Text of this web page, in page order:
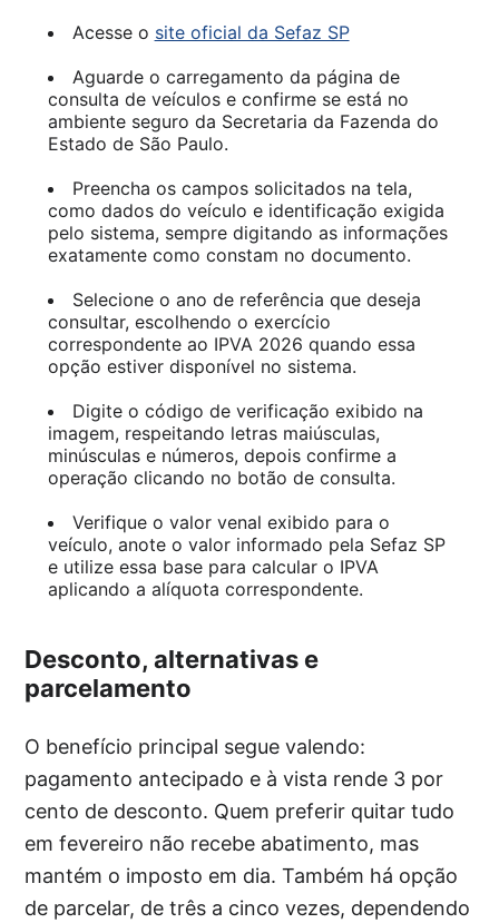
Acesse o site oficial da Sefaz SP
Aguarde o carregamento da página de
consulta de veículos e confirme se está no
ambiente seguro da Secretaria da Fazenda do
Estado de São Paulo.
Preencha os campos solicitados na tela,
como dados do veículo e identificação exigida
pelo sistema, sempre digitando as informações
exatamente como constam no documento.
Selecione o ano de referência que deseja
consultar, escolhendo o exercício
correspondente ao IPVA 2026 quando essa
opção estiver disponível no sistema.
Digite o código de verificação exibido na
imagem, respeitando letras maiúsculas,
minúsculas e números, depois confirme a
operação clicando no botão de consulta.
Verifique o valor venal exibido para o
veículo, anote o valor informado pela Sefaz SP
e utilize essa base para calcular o IPVA
aplicando a alíquota correspondente.
Desconto, alternativas e
parcelamento
O benefício principal segue valendo:
pagamento antecipado e à vista rende 3 por
cento de desconto. Quem preferir quitar tudo
em fevereiro não recebe abatimento, mas
mantém o imposto em dia. Também há opção
de parcelar, de três a cinco vezes, dependendo